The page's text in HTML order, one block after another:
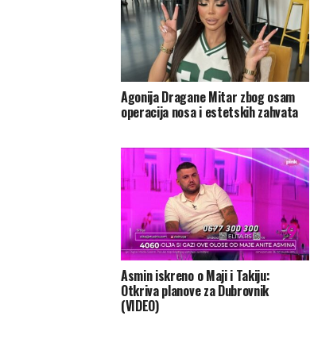
Agonija Dragane Mitar zbog osam
operacija nosa i estetskih zahvata
Asmin iskreno o Maji i Takiju:
Otkriva planove za Dubrovnik
(VIDEO)